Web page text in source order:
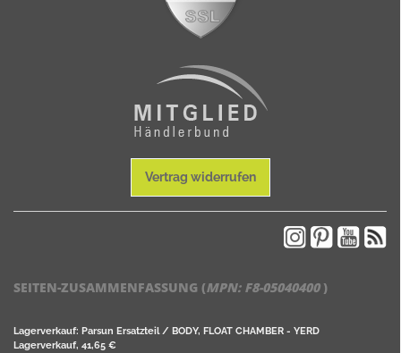
Vertrag widerrufen
SEITEN-ZUSAMMENFASSUNG (MPN: F8-05040400)
Lagerverkauf: Parsun Ersatzteil / BODY, FLOAT CHAMBER - YERD
Lagerverkauf, 41,65 €